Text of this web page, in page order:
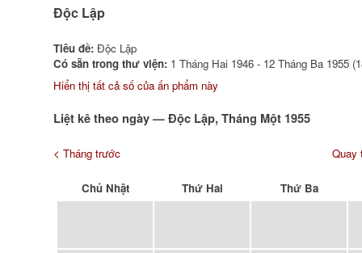
Độc Lập
Tiêu đề: Độc Lập
Có sẵn trong thư viện: 1 Tháng Hai 1946 - 12 Tháng Ba 1955
Hiển thị tất cả số của ấn phẩm này
Liệt kê theo ngày — Độc Lập, Tháng Một 1955
< Tháng trước Quay
Chủ Nhật Thứ Hai Thứ Ba